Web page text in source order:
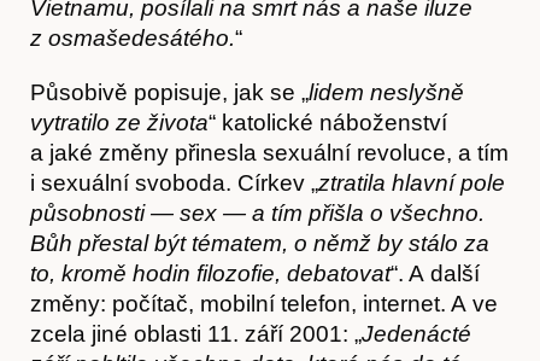
Vietnamu, posílali na smrt nás a naše iluze
z osmašedesátého.“
Působivě popisuje, jak se „lidem neslyšně
vytratilo ze života“ katolické náboženství
a jaké změny přinesla sexuální revoluce, a tím
i sexuální svoboda. Církev „ztratila hlavní pole
působnosti — sex — a tím přišla o všechno.
Bůh přestal být tématem, o němž by stálo za
to, kromě hodin filozofie, debatovat“. A další
změny: počítač, mobilní telefon, internet. A ve
zcela jiné oblasti 11. září 2001: „Jedenácté